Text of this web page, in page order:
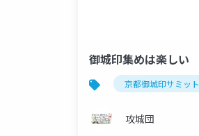
御城印集めは楽しい
京都御城印サミット
攻城団